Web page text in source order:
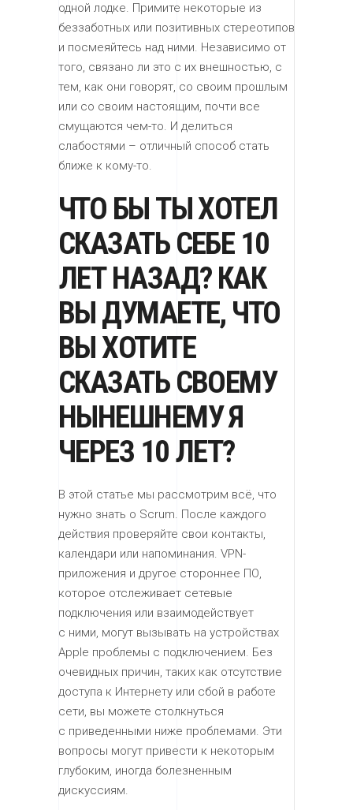
одной лодке. Примите некоторые из
беззаботных или позитивных стереотипов
и посмеяйтесь над ними. Независимо от
того, связано ли это с их внешностью, с
тем, как они говорят, со своим прошлым
или со своим настоящим, почти все
смущаются чем-то. И делиться
слабостями – отличный способ стать
ближе к кому-то.
ЧТО БЫ ТЫ ХОТЕЛ
СКАЗАТЬ СЕБЕ 10
ЛЕТ НАЗАД? КАК
ВЫ ДУМАЕТЕ, ЧТО
ВЫ ХОТИТЕ
СКАЗАТЬ СВОЕМУ
НЫНЕШНЕМУ Я
ЧЕРЕЗ 10 ЛЕТ?
В этой статье мы рассмотрим всё, что
нужно знать о Scrum. После каждого
действия проверяйте свои контакты,
календари или напоминания. VPN-
приложения и другое стороннее ПО,
которое отслеживает сетевые
подключения или взаимодействует
с ними, могут вызывать на устройствах
Apple проблемы с подключением. Без
очевидных причин, таких как отсутствие
доступа к Интернету или сбой в работе
сети, вы можете столкнуться
с приведенными ниже проблемами. Эти
вопросы могут привести к некоторым
глубоким, иногда болезненным
дискуссиям.